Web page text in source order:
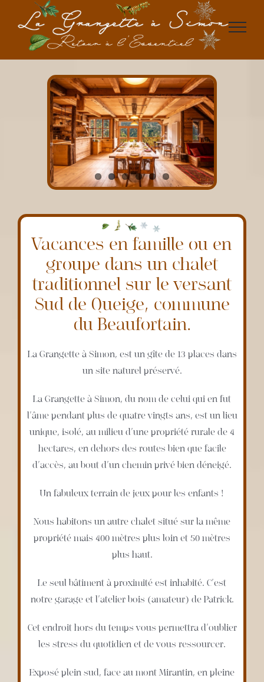
contenu
Vacances en famille ou en
groupe dans un chalet
traditionnel sur le versant
Sud de Queige, commune
du Beaufortain.
La Grangette à Simon, est un gîte de 13 places dans
un site naturel préservé.
La Grangette à Simon, du nom de celui qui en fut
l’âme pendant plus de quatre vingts ans, est un lieu
unique, isolé, au milieu d’une propriété rurale de 4
hectares, en dehors des routes bien que facile
d’accès, au bout d’un chemin privé bien déneigé.
Un fabuleux terrain de jeux pour les enfants !
Nous habitons un autre chalet situé sur la même
propriété mais 400 mètres plus loin et 50 mètres
plus haut.
Le seul bâtiment à proximité est inhabité. C’est
notre garage et l’atelier bois (amateur) de Patrick.
Cet endroit hors du temps vous permettra d’oublier
les stress du quotidien et de vous ressourcer.
Exposé plein sud, face au mont Mirantin, en pleine